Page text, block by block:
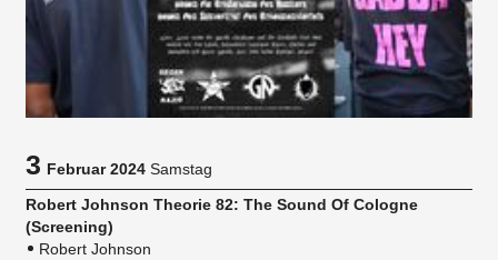
3Februar 2024 Samstag
Robert Johnson Theorie 82: The Sound Of Cologne
(Screening)
Robert Johnson